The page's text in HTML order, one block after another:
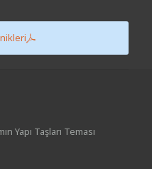
Yapı Taşları Teması